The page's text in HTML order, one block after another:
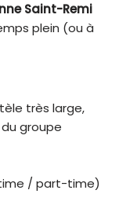
Saint-Remi
plein (ou à
très large,
groupe
/ part-time)